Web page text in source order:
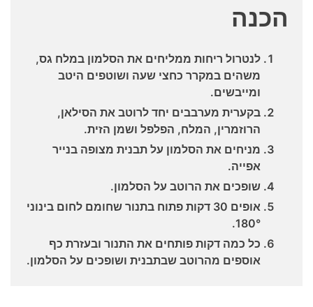
הכנה
לנטרול ריחות ממליחים את הסלמון במלח גס,
משהים במקרר כחצי שעה ושוטפים היטב
ומייבשים.
בקערית מערבבים יחד לרוטב את הסילאן,
הרוזמרין, המלח, הפלפל ושמן הזית.
מניחים את הסלמון על תבנית מצופה בנייר
אפייה.
שופכים את הרוטב על הסלמון.
אופים 30 דקות פתוח בתנור שחומם לחום בינוני
180°.
כל כמה דקות פותחים את התנור ובעזרת כף
אוספים מהרוטב שבתבנית ושופכים על הסלמון.